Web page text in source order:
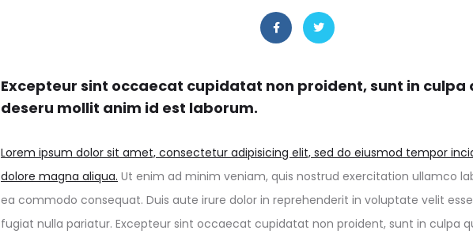
Excepteur sint occaecat cupidatat non proident, sunt in culpa
deseru mollit anim id est laborum.
Lorem ipsum dolor sit amet, consectetur adipisicing elit, sed do eiusmod tempor
dolore magna aliqua. Ut enim ad minim veniam, quis nostrud exercitation ullamco
ea commodo consequat. Duis aute irure dolor in reprehenderit in voluptate velit
fugiat nulla pariatur. Excepteur sint occaecat cupidatat non proident, sunt in culpa